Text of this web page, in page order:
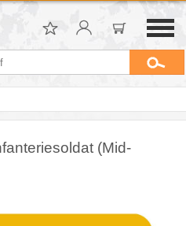
(Mid-